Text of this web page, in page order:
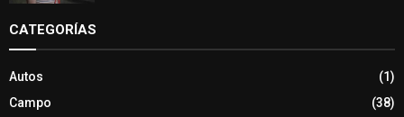
CATEGORÍAS
Autos
(1)
Campo
(38)